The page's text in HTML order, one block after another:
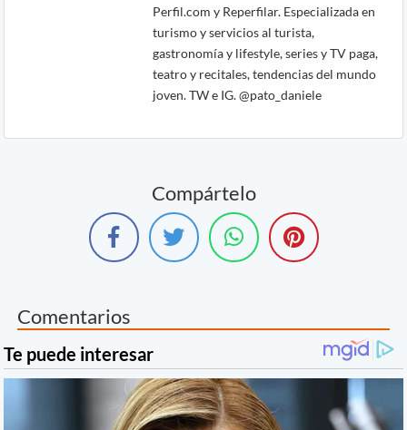
Perfil.com y Reperfilar. Especializada en
turismo y servicios al turista,
gastronomía y lifestyle, series y TV paga,
teatro y recitales, tendencias del mundo
joven. TW e IG. @pato_daniele
Compártelo
Comentarios